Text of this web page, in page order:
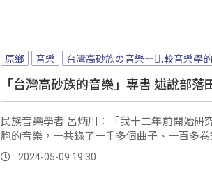
原鄉 音樂 台灣高砂族の音樂—比較音樂學
「台灣高砂族的音樂」專書 述說部落
民族音樂學者 呂炳川：「我十二年前開始研
胞的音樂，一共錄了一千多個曲子、一百多卷
2024-05-09 19:30